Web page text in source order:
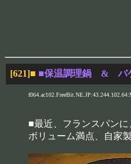
[621]■ ■保温調理鍋 & バ
■最近、フランスパンに
ボリューム満点、自家